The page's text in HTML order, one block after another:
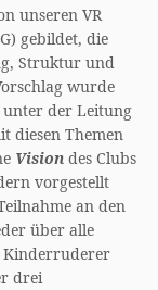
unseren VR
gebildet, die
Struktur und
wurde
unter der Leitung
diesen Themen
Vision des Clubs
vorgestellt
an den
über alle
Kinderruderer
drei